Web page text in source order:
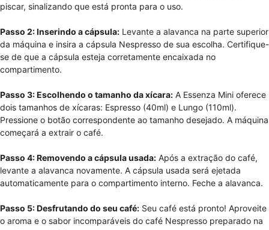
piscar, sinalizando que está pronta para o uso.
Passo 2: Inserindo a cápsula: Levante a alavanca na parte superior
da máquina e insira a cápsula Nespresso de sua escolha. Certifique-
se de que a cápsula esteja corretamente encaixada no
compartimento.
Passo 3: Escolhendo o tamanho da xícara: A Essenza Mini oferece
dois tamanhos de xícaras: Espresso (40ml) e Lungo (110ml).
Pressione o botão correspondente ao tamanho desejado. A máquina
começará a extrair o café.
Passo 4: Removendo a cápsula usada: Após a extração do café,
levante a alavanca novamente. A cápsula usada será ejetada
automaticamente para o compartimento interno. Feche a alavanca.
Passo 5: Desfrutando do seu café: Seu café está pronto! Aproveite
o aroma e o sabor incomparáveis do café Nespresso preparado na